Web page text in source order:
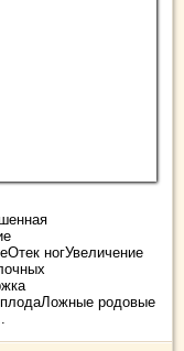
ногУвеличение
родовые